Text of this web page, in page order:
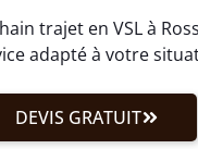
trajet en VSL à
adapté à votre
DEVIS GRATUIT